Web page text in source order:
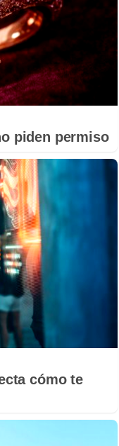
piden permiso
cómo te